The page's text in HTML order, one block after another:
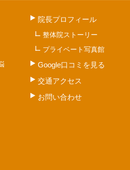
院長プロフィール
整体院ストーリー
プライベート写真館
Google口コミを見る
交通アクセス
お問い合わせ